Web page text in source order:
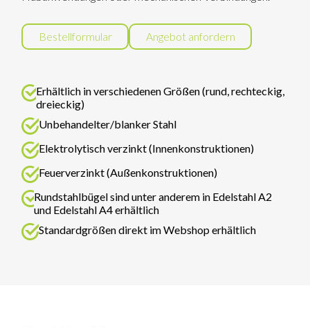
Bestellformular Angebot anfordern
Erhältlich in verschiedenen Größen (rund, rechteckig,
dreieckig)
Unbehandelter/blanker Stahl
Elektrolytisch verzinkt (Innenkonstruktionen)
Feuerverzinkt (Außenkonstruktionen)
Rundstahlbügel sind unter anderem in Edelstahl A2
und Edelstahl A4 erhältlich
Standardgrößen direkt im Webshop erhältlich